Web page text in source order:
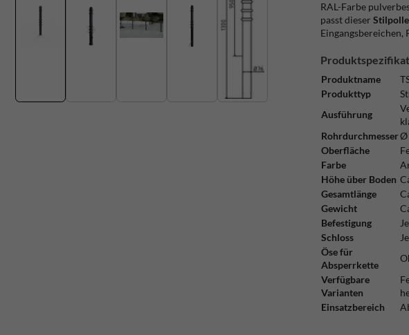
RAL-Farbe
passt dieser
Eingangsbereichen,
Produktname
Produkttyp
Ausführung
RohrdurchmesserØ
Oberfläche
Farbe
Höhe über Boden
Gesamtlänge
Gewicht
Befestigung
Schloss
Öse für
Absperrkette
Verfügbare
Varianten
Einsatzbereich